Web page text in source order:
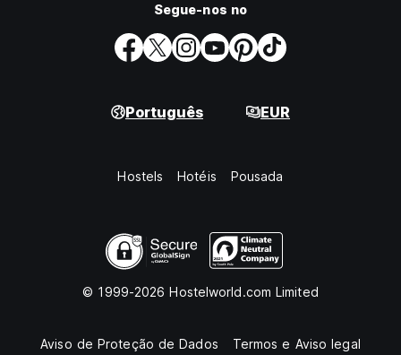
Segue-nos no
Português EUR
Hostels Hotéis Pousada
© 1999-2026 Hostelworld.com Limited
Aviso de Proteção de Dados Termos e Aviso legal